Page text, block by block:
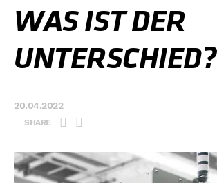
WAS IST DER
UNTERSCHIED?
20.04.2022
SHARE